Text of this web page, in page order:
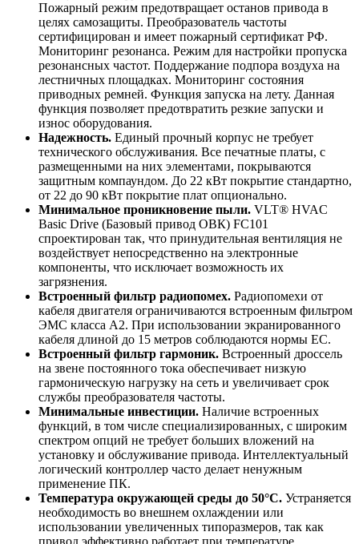
Пожарный режим предотвращает останов привода в
целях самозащиты. Преобразователь частоты
сертифицирован и имеет пожарный сертификат РФ.
Мониторинг резонанса. Режим для настройки пропуска
резонансных частот. Поддержание подпора воздуха на
лестничных площадках. Мониторинг состояния
приводных ремней. Функция запуска на лету. Данная
функция позволяет предотвратить резкие запуски и
износ оборудования.
Надежность. Единый прочный корпус не требует
технического обслуживания. Все печатные платы, с
размещенными на них элементами, покрываются
защитным компаундом. До 22 кВт покрытие стандартно,
от 22 до 90 кВт покрытие плат опционально.
Минимальное проникновение пыли. VLT® HVAC
Basic Drive (Базовый привод ОВК) FC101
спроектирован так, что принудительная вентиляция не
воздействует непосредственно на электронные
компоненты, что исключает возможность их
загрязнения.
Встроенный фильтр радиопомех. Радиопомехи от
кабеля двигателя ограничиваются встроенным фильтром
ЭМС класса А2. При использовании экранированного
кабеля длиной до 15 метров соблюдаются нормы ЕС.
Встроенный фильтр гармоник. Встроенный дроссель
на звене постоянного тока обеспечивает низкую
гармоническую нагрузку на сеть и увеличивает срок
службы преобразователя частоты.
Минимальные инвестиции. Наличие встроенных
функций, в том числе специализированных, с широким
спектром опций не требует больших вложений на
установку и обслуживание привода. Интеллектуальный
логический контроллер часто делает ненужным
применение ПК.
Температура окружающей среды до 50°С. Устраняется
необходимость во внешнем охлаждении или
использовании увеличенных типоразмеров, так как
привод эффективно работает при температуре